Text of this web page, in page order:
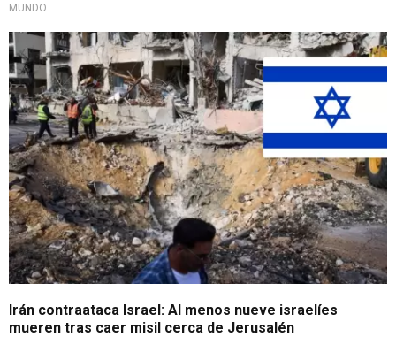
MUNDO
Represalia iraní contra civiles
Irán contraataca Israel: Al menos nueve israelíes
mueren tras caer misil cerca de Jerusalén